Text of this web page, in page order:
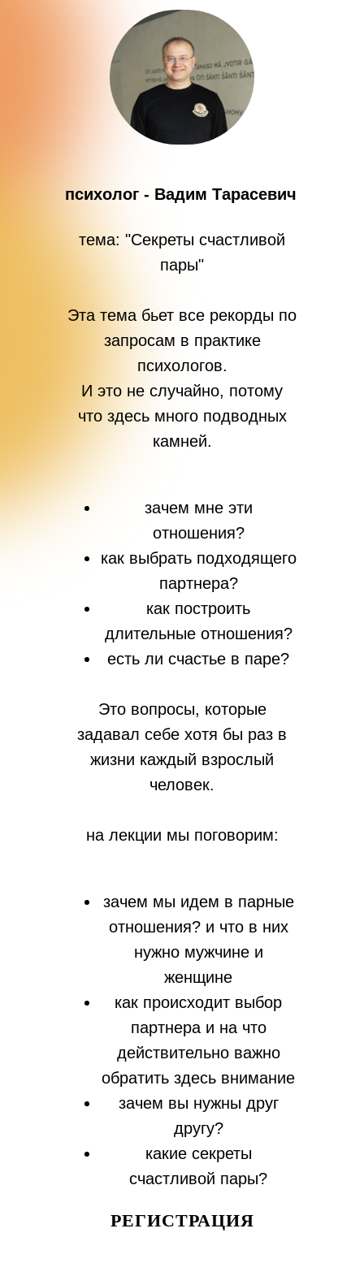
психолог - Вадим Тарасевич
тема: "Секреты счастливой
пары"
Эта тема бьет все рекорды по
запросам в практике
психологов.
И это не случайно, потому
что здесь много подводных
камней.
зачем мне эти
отношения?
как выбрать подходящего
партнера?
как построить
длительные отношения?
есть ли счастье в паре?
Это вопросы, которые
задавал себе хотя бы раз в
жизни каждый взрослый
человек.
на лекции мы поговорим:
зачем мы идем в парные
отношения? и что в них
нужно мужчине и
женщине
как происходит выбор
партнера и на что
действительно важно
обратить здесь внимание
зачем вы нужны друг
другу?
какие секреты
счастливой пары?
РЕГИСТРАЦИЯ